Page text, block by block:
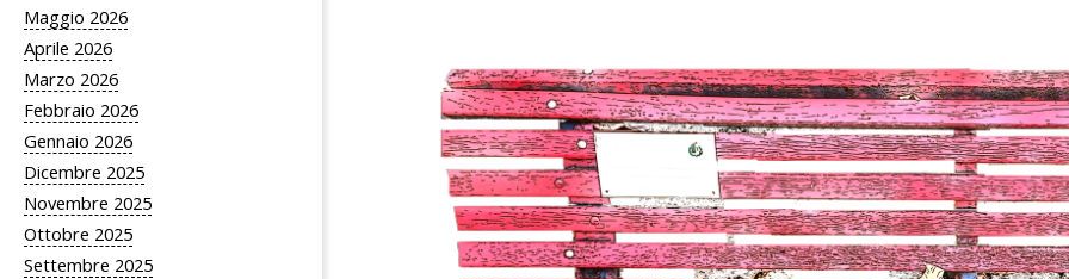
Maggio 2026
Aprile 2026
Marzo 2026
Febbraio 2026
Gennaio 2026
Dicembre 2025
Novembre 2025
Ottobre 2025
Settembre 2025